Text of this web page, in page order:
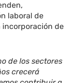
laboral de
incorporación de
de los sectores
crecerá